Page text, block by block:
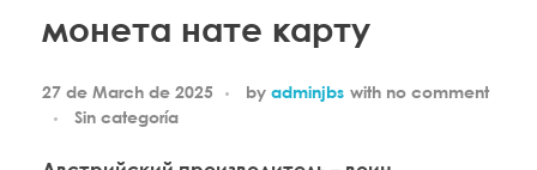
монета нате карту
27 de March de 2025 by adminjbs with no comment
Sin categoría